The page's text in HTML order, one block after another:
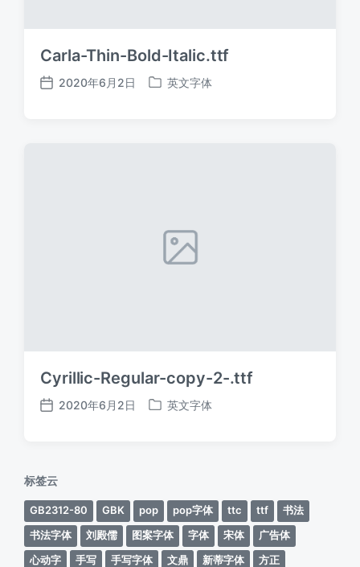
Carla-Thin-Bold-Italic.ttf
发
2020年6月2日
发
英文字体
Cyrillic-Regular-copy-2-.ttf
发
2020年6月2日
发
英文字体
标签云
GB2312-80 GBK pop pop字体 ttc ttf
书法
书法字体
刘殿儒 图案字体 字体 宋体
广告体
心动字
手写 手写字体 文鼎 新蒂字体
方正